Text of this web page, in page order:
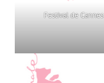
Festival de Cannes